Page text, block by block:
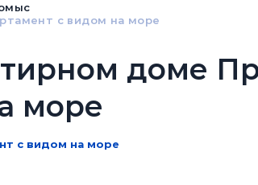
с видом на море
доме
море
с видом на море